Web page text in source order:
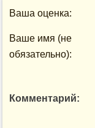
Ваша оценка:
Ваше имя (не
обязательно):
Комментарий: